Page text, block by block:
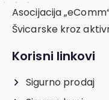
Asocijacija
Švicarske kroz
Korisni linkovi
Sigurno prodaj